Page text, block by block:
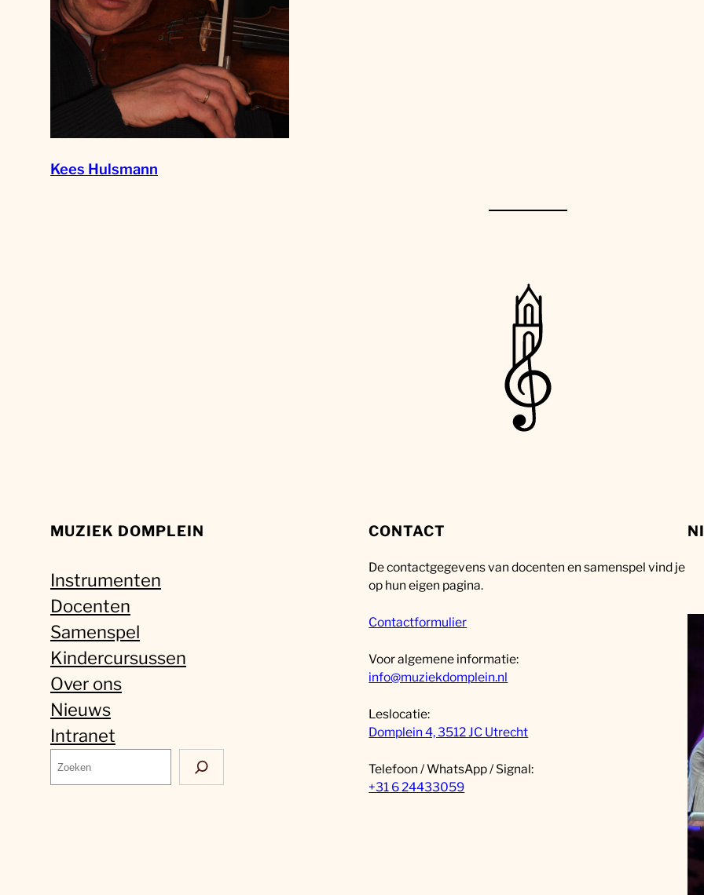
Kees Hulsmann
MUZIEK DOMPLEIN
Instrumenten
Docenten
Samenspel
Kindercursussen
Over ons
Nieuws
Intranet
Z
o
CONTACT
De contactgegevens van docenten en samenspel vind je
op hun eigen pagina.
Contactformulier
Voor algemene informatie:
info@muziekdomplein.nl
Leslocatie:
Domplein 4, 3512 JC Utrecht
Telefoon / WhatsApp / Signal:
+31 6 24433059